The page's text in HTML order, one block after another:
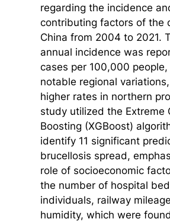
regarding the incidence
contributing factors of the
China from 2004 to 2021.
annual incidence was
cases per 100,000
notable regional
higher rates in northern
study utilized the Extreme
Boosting (XGBoost)
identify 11 significant
brucellosis spread,
role of socioeconomic
the number of hospital
individuals, railway
humidity, which were